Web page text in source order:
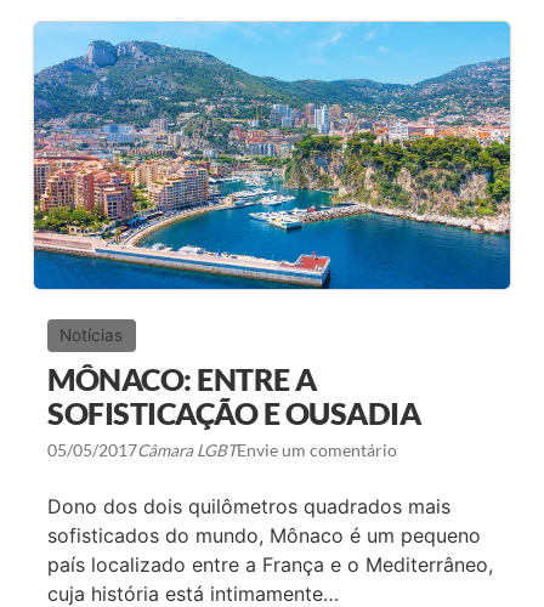
T
T
U
R
I
S
M
O
Notícias
MÔNACO: ENTRE A
SOFISTICAÇÃO E OUSADIA
05/05/2017Câmara LGBTEnvie um comentário
Dono dos dois quilômetros quadrados mais
sofisticados do mundo, Mônaco é um pequeno
país localizado entre a França e o Mediterrâneo,
cuja história está intimamente…